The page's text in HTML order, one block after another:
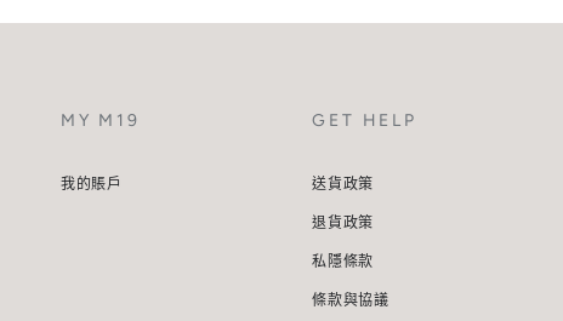
MY M19
我的賬戶
GET HELP
送貨政策
退貨政策
私隱條款
條款與協議